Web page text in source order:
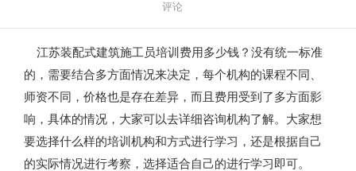
评论
江苏装配式建筑施工员培训费用多少钱？没有统一标准
的，需要结合多方面情况来决定，每个机构的课程不同、
师资不同，价格也是存在差异，而且费用受到了多方面影
响，具体的情况，大家可以去详细咨询机构了解。大家想
要选择什么样的培训机构和方式进行学习，还是根据自己
的实际情况进行考察，选择适合自己的进行学习即可。